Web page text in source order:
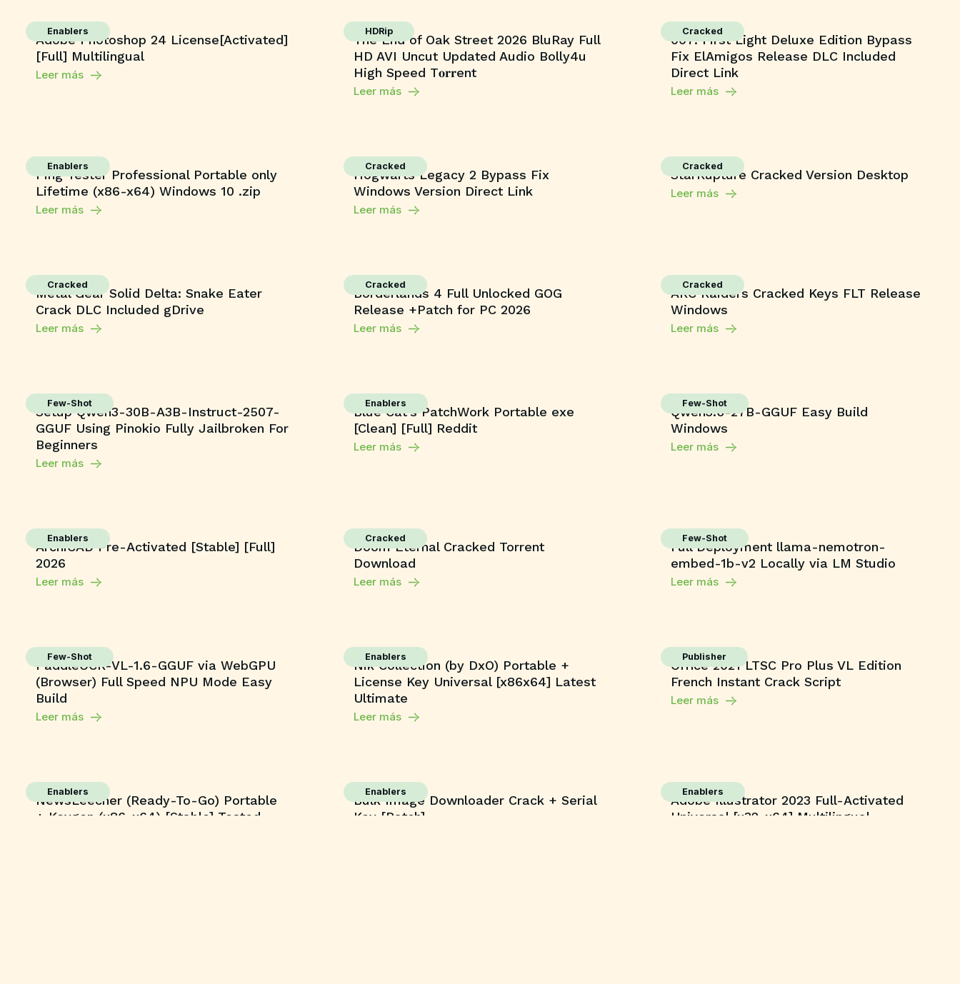
Enablers
Adobe Photoshop 24 License[Activated]
[Full] Multilingual
Leer más
HDRip
The End of Oak Street 2026 BluRay Full
HD AVI Uncut Updated Audio Bolly4u
High Speed T𝐨𝐫𝐫ent
Leer más
Cracked
007: First Light Deluxe Edition Bypass
Fix ElAmigos Release DLC Included
Direct Link
Leer más
Enablers
Ping Tester Professional Portable only
Lifetime (x86-x64) Windows 10 .zip
Leer más
Cracked
Hogwarts Legacy 2 Bypass Fix
Windows Version Direct Link
Leer más
Cracked
StarRupture Cracked Version Desktop
Leer más
Cracked
Metal Gear Solid Delta: Snake Eater
Crack DLC Included gDrive
Leer más
Cracked
Borderlands 4 Full Unlocked GOG
Release +Patch for PC 2026
Leer más
Cracked
ARC Raiders Cracked Keys FLT Release
Windows
Leer más
Few-Shot
Setup Qwen3-30B-A3B-Instruct-2507-
GGUF Using Pinokio Fully Jailbroken For
Beginners
Leer más
Enablers
Blue Cat’s PatchWork Portable exe
[Clean] [Full] Reddit
Leer más
Few-Shot
Qwen3.6-27B-GGUF Easy Build
Windows
Leer más
Enablers
ArchiCAD Pre-Activated [Stable] [Full]
2026
Leer más
Cracked
Doom Eternal Cracked Torrent
Download
Leer más
Few-Shot
Full Deployment llama-nemotron-
embed-1b-v2 Locally via LM Studio
Leer más
Few-Shot
PaddleOCR-VL-1.6-GGUF via WebGPU
(Browser) Full Speed NPU Mode Easy
Build
Leer más
Enablers
Nik Collection (by DxO) Portable +
License Key Universal [x86x64] Latest
Ultimate
Leer más
Publisher
Office 2021 LTSC Pro Plus VL Edition
French Instant Crack Script
Leer más
Enablers
NewsLeecher (Ready-To-Go) Portable
+ Keygen (x86-x64) [Stable] Tested
Enablers
Bulk Image Downloader Crack + Serial
Key [Patch]
Enablers
Adobe Illustrator 2023 Full-Activated
Universal [x32-x64] Multilingual